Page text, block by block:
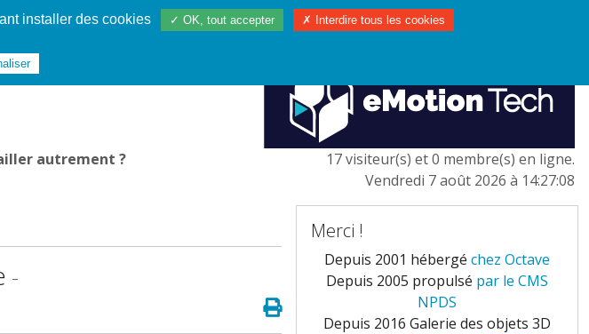
De 1995 à 2020 TÉC 1997/2023 L'EUROPE
autrement ?
17 visiteur(s) et 0 membre(s) en ligne.
Vendredi 7 août 2026 à 14:27:08
-
Merci !
Depuis 2001 hébergé chez Octave
Depuis 2005 propulsé par le CMS
NPDS
Depuis 2016 Galerie des objets 3D
installer des cookies ✓ OK, tout accepter ✗ Interdire tous les cookies